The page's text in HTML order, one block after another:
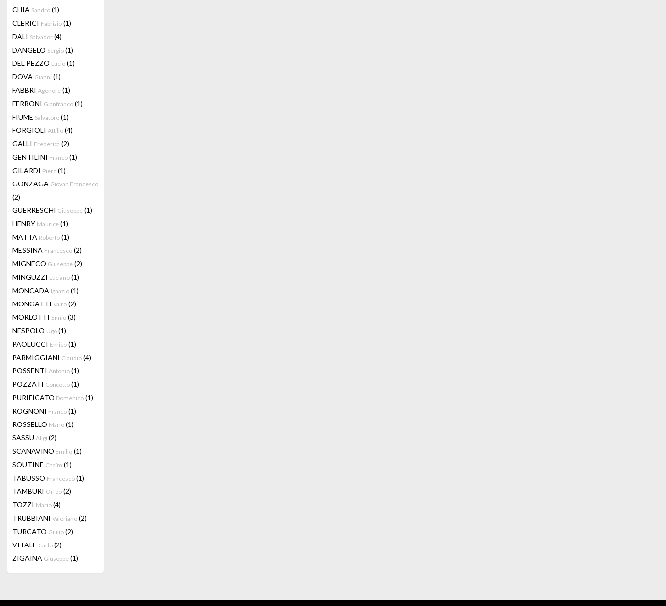
CHIA Sandro (1)
CLERICI Fabrizio (1)
DALI Salvador (4)
DANGELO Sergio (1)
DEL PEZZO Lucio (1)
DOVA Gianni (1)
FABBRI Agenore (1)
FERRONI Gianfranco (1)
FIUME Salvatore (1)
FORGIOLI Attilio (4)
GALLI Frederica (2)
GENTILINI Franco (1)
GILARDI Piero (1)
GONZAGA Giovan Francesco
(2)
GUERRESCHI Giuseppe (1)
HENRY Maurice (1)
MATTA Roberto (1)
MESSINA Francesco (2)
MIGNECO Giuseppe (2)
MINGUZZI Luciano (1)
MONCADA Ignazio (1)
MONGATTI Vairo (2)
MORLOTTI Ennio (3)
NESPOLO Ugo (1)
PAOLUCCI Enrico (1)
PARMIGGIANI Claudio (4)
POSSENTI Antonio (1)
POZZATI Concetto (1)
PURIFICATO Domenico (1)
ROGNONI Franco (1)
ROSSELLO Mario (1)
SASSU Aligi (2)
SCANAVINO Emilio (1)
SOUTINE Chaïm (1)
TABUSSO Francesco (1)
TAMBURI Orfeo (2)
TOZZI Mario (4)
TRUBBIANI Valeriano (2)
TURCATO Giulio (2)
VITALE Carlo (2)
ZIGAINA Giuseppe (1)